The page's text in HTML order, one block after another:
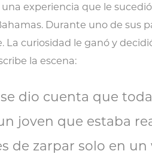
experiencia que le
Durante uno de sus
La curiosidad le ganó y
la escena:
dio cuenta que
joven que estaba
de zarpar solo en